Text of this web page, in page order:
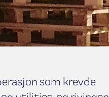
som krevde